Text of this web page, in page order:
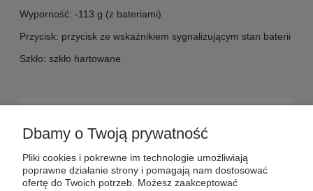
Wyporność: -113 g (z bateriami)
Przycisk: przycisk ze wskaźnikiem sygnalizującym stan baterii
Szkło: szkło hartowane
DOSTAWA
Dbamy o Twoją prywatność
Pliki cookies i pokrewne im technologie umożliwiają
poprawne działanie strony i pomagają nam dostosować
ofertę do Twoich potrzeb. Możesz zaakceptować